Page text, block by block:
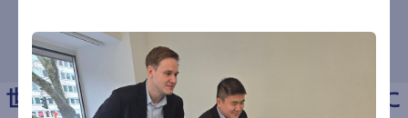
世界40カ国以上＆750社以上のお客様に